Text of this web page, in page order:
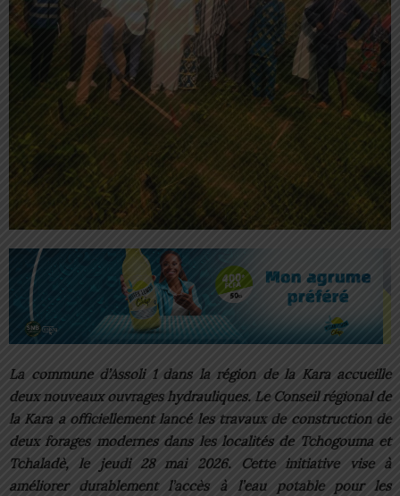
La commune d’Assoli 1 dans la région de la Kara accueille
deux nouveaux ouvrages hydrauliques. Le Conseil régional de
la Kara a officiellement lancé les travaux de construction de
deux forages modernes dans les localités de Tchogouma et
Tchaladè, le jeudi 28 mai 2026. Cette initiative vise à
améliorer durablement l’accès à l’eau potable pour les